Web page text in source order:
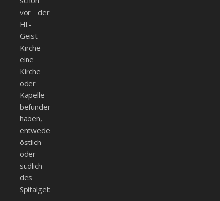
vor der
Hl.-
Geist-
Kirche
eine
Kirche
oder
Kapelle
befunden
haben,
entweder
östlich
oder
südlich
des
Spitalgebäudes.